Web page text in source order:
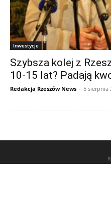
Inwestycje
Szybsza kolej z
10-15 lat? Padają
Redakcja Rzeszów News - 5 sierpnia